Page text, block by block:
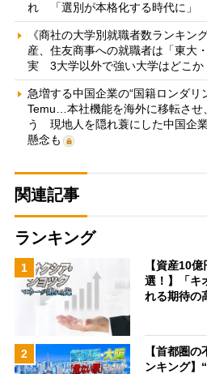
れ 「選別が本格化する時代に」
《商社の大学別就職者数ランキン
産、住友商事への就職者は「東大
実 3大学以外で強い大学はどこか
急増する中国企業の“国籍ロンダリ
Temu…本社機能を海外に移転させ
う 現地人を隠れ蓑にした中国企
懸念も
関連記事
ランキング
1
【資産10
選！】「キ
れる期待の
2
【首都圏
ンキング】